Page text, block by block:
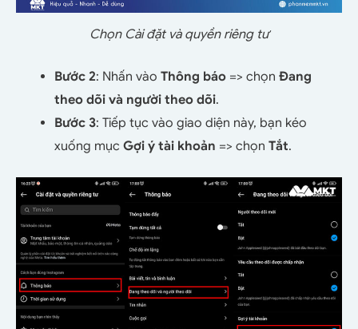
Chọn Cài đặt và quyền riêng tư
Bước 2: Nhấn vào Thông báo => chọn Đang
theo dõi và người theo dõi.
Bước 3: Tiếp tục vào giao diện này, bạn kéo
xuống mục Gợi ý tài khoản => chọn Tắt.